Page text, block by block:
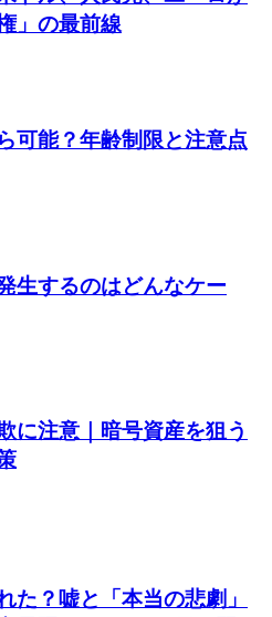
」の最前線
可能？年齢制限と注意点
生するのはどんなケー
に注意｜暗号資産を狙う
た？嘘と「本当の悲劇」